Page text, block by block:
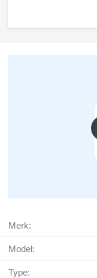
Merk:
Model:
Type: